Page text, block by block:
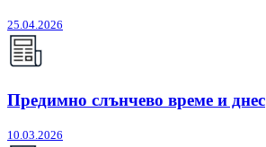
25.04.2026
Предимно слънчево време и днес
10.03.2026